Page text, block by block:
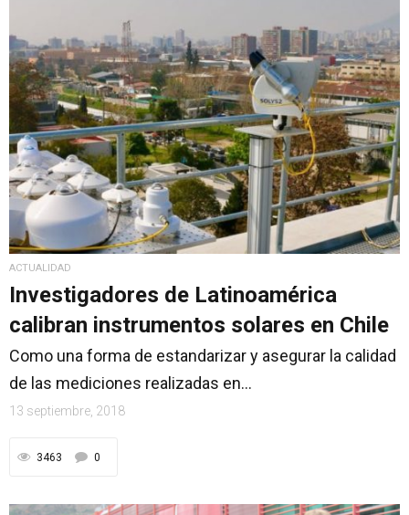
ACTUALIDAD
Investigadores de Latinoamérica
calibran instrumentos solares en Chile
Como una forma de estandarizar y asegurar la calidad
de las mediciones realizadas en...
13 septiembre, 2018
3463 0